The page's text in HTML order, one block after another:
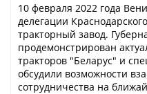
10 февраля 2022 года
делегации
тракторный завод.
продемонстрирован
тракторов "Беларус" и
обсудили возможности
сотрудничества на